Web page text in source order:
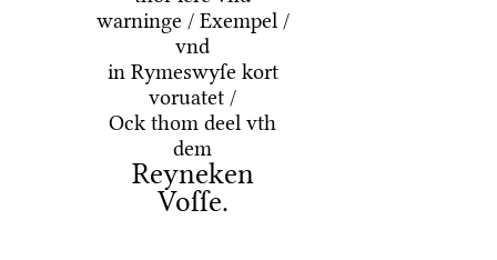
warninge / Exempel /
vnd
in Rymeswyſe kort
voruatet /
Ock thom deel vth
dem
Reyneken
Voſſe.